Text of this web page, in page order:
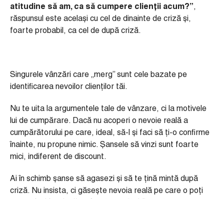
atitudine să am, ca să cumpere clienții acum?”,
răspunsul este același cu cel de dinainte de criză și,
foarte probabil, ca cel de după criză.
Singurele vânzări care „merg” sunt cele bazate pe
identificarea nevoilor clienților tăi.
Nu te uita la argumentele tale de vânzare, ci la motivele
lui de cumpărare. Dacă nu acoperi o nevoie reală a
cumpărătorului pe care, ideal, să-l și faci să ți-o confirme
înainte, nu propune nimic. Șansele să vinzi sunt foarte
mici, indiferent de discount.
Ai în schimb șanse să agasezi și să te țină mintă după
criză. Nu insista, ci găsește nevoia reală pe care o poți